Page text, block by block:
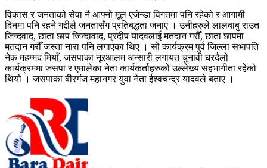
विकास र जनताको सेवा नै आफ्नो मूल एजेन्डा विगतमा पनि रहेको र आगामी
दिनमा पनि रहने गद्दीले जनतासँग प्रतिबद्धता जनाए । उनीहरुले लालबाबु राउत
जिन्दवाद, छाता छाप जिन्दावाद, प्रदीप यादवलाई मतदान गरौँ, छाता छापमा
मतदान गरौँ जस्ता नारा पनि लगाएका थिए । सो कार्यक्रम पुर्व जिल्ला सभापति
नेक महम्मद मियाँ, जसपाका नूरआलम अन्सारी लगायत चुनावी घरदैलो
कार्यक्रममा जसपा र एमालेका नेता कार्यकर्ताहरुको उल्लेख्य सहभागीता रहेको
थियो । जसपाका बीरगंज महानगर युवा नेता ईश्वचन्द्र यादवले बताए ।